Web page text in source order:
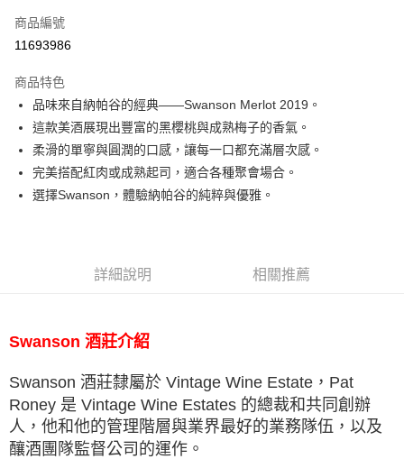
商品編號
11693986
商品特色
品味來自納帕谷的經典——Swanson Merlot 2019。
這款美酒展現出豐富的黑櫻桃與成熟梅子的香氣。
柔滑的單寧與圓潤的口感，讓每一口都充滿層次感。
完美搭配紅肉或成熟起司，適合各種聚會場合。
選擇Swanson，體驗納帕谷的純粹與優雅。
詳細說明 相關推薦
Swanson 酒莊介紹
Swanson 酒莊隸屬於 Vintage Wine Estate，Pat
Roney 是 Vintage Wine Estates 的總裁和共同創辦
人，他和他的管理階層與業界最好的業務隊伍，以及
釀酒團隊監督公司的運作。